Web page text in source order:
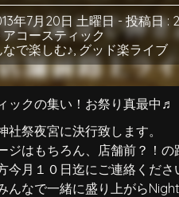
年7月20日 土曜日-投稿日 :
アコースティック
で楽しむ♪, グッド楽ライブ
ックの集い！お祭り真最中♬
社祭夜宮に決行致します。
ジはもちろん、店舗前？！の
今月１０日迄にご連絡くださ
んなで一緒に盛り上がらNight